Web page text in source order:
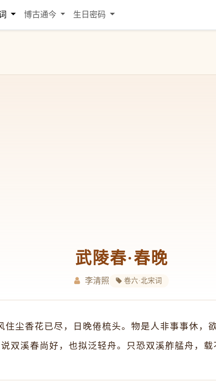
博古通今 生日密码
武陵春·春晚
李清照 卷六·北宋词
香花已尽，日晚倦梳头。物是人非事事休，欲
溪春尚好，也拟泛轻舟。只恐双溪舴艋舟，载